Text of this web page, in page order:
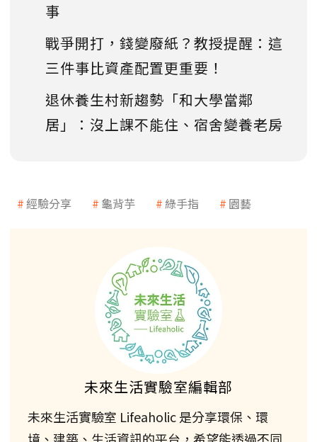
事
戰爭開打，錢變廢紙？教授提醒：這
三件事比資產配置更重要！
退休養生村新趨勢「和大學當鄰
居」：沒上課不能住、宿舍變養老房
經驗分享 龜背芋 綠手指 園藝
未來生活實驗室編輯部
未來生活實驗室 Lifeaholic 是分享環保、環